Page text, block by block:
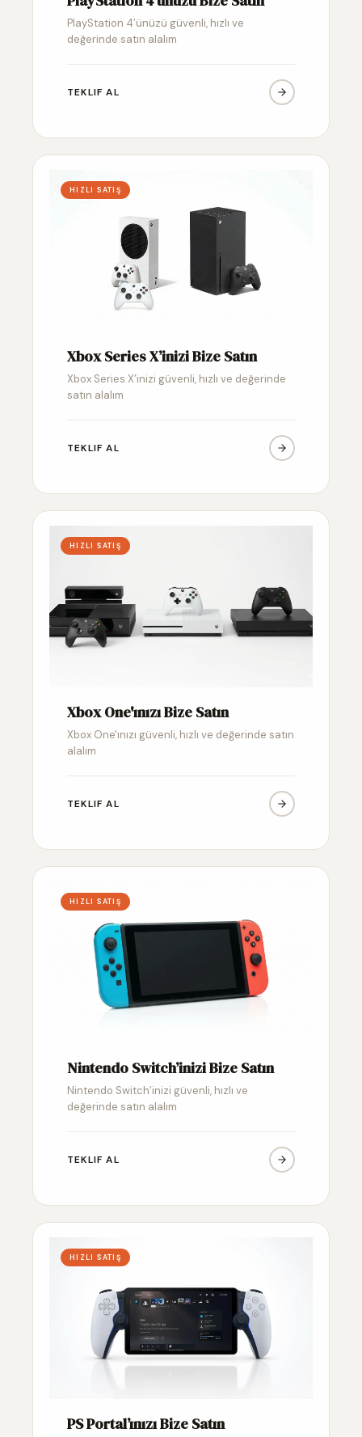
PlayStation 4’ünüzü güvenli, hızlı ve
değerinde satın alalım
TEKLIF AL
HIZLI SATIŞ
Xbox Series X’inizi Bize Satın
Xbox Series X’inizi güvenli, hızlı ve değerinde
satın alalım
TEKLIF AL
HIZLI SATIŞ
Xbox One'ınızı Bize Satın
Xbox One'ınızı güvenli, hızlı ve değerinde satın
alalım
TEKLIF AL
HIZLI SATIŞ
Nintendo Switch’inizi Bize Satın
Nintendo Switch’inizi güvenli, hızlı ve
değerinde satın alalım
TEKLIF AL
HIZLI SATIŞ
PS Portal’ınızı Bize Satın